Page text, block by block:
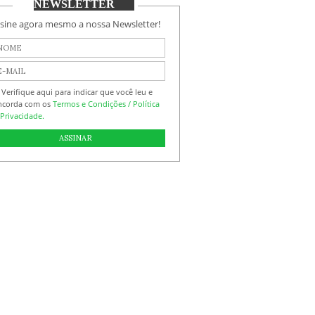
NEWSLETTER
agora mesmo a nossa Newsletter!
Verifique aqui para indicar que você leu e
com osTermos e Condições / Política